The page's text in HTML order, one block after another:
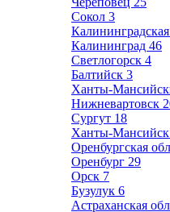
Сокол 3
Калининградская
Калининград 46
Светлогорск 4
Балтийск 3
Ханты-
Нижневартовск
Сургут 18
Ханты-Мансийск
Оренбургская
Оренбург 29
Орск 7
Бузулук 6
Астраханская